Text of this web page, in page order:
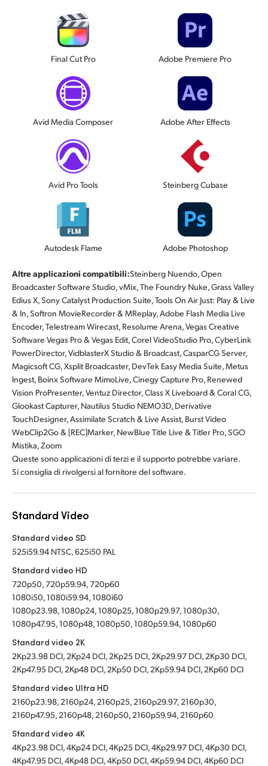
Final Cut Pro Adobe Premiere Pro
Avid Media Composer Adobe After Effects
Avid Pro Tools Steinberg Cubase
Autodesk Flame Adobe Photoshop
Altre applicazioni compatibili:Steinberg Nuendo, Open
Broadcaster Software Studio, vMix, The Foundry Nuke, Grass Valley
Edius X, Sony Catalyst Production Suite, Tools On Air Just: Play & Live
& In, Softron MovieRecorder & MReplay, Adobe Flash Media Live
Encoder, Telestream Wirecast, Resolume Arena, Vegas Creative
Software Vegas Pro & Vegas Edit, Corel VideoStudio Pro, CyberLink
PowerDirector, VidblasterX Studio & Broadcast, CasparCG Server,
Magicsoft CG, Xsplit Broadcaster, DevTek Easy Media Suite, Metus
Ingest, Boinx Software MimoLive, Cinegy Capture Pro, Renewed
Vision ProPresenter, Ventuz Director, Class X Liveboard & Coral CG,
Glookast Capturer, Nautilus Studio NEMO3D, Derivative
TouchDesigner, Assimilate Scratch & Live Assist, Burst Video
WebClip2Go & [REC]Marker, NewBlue Title Live & Titler Pro, SGO
Mistika, Zoom
Queste sono applicazioni di terzi e il supporto potrebbe variare.
Si consiglia di rivolgersi al fornitore del software.
Standard Video
Standard video SD
525i59.94 NTSC, 625i50 PAL
Standard video HD
720p50, 720p59.94, 720p60
1080i50, 1080i59.94, 1080i60
1080p23.98, 1080p24, 1080p25, 1080p29.97, 1080p30,
1080p47.95, 1080p48, 1080p50, 1080p59.94, 1080p60
Standard video 2K
2Kp23.98 DCI, 2Kp24 DCI, 2Kp25 DCI, 2Kp29.97 DCI, 2Kp30 DCI,
2Kp47.95 DCI, 2Kp48 DCI, 2Kp50 DCI, 2Kp59.94 DCI, 2Kp60 DCI
Standard video Ultra HD
2160p23.98, 2160p24, 2160p25, 2160p29.97, 2160p30,
2160p47.95, 2160p48, 2160p50, 2160p59.94, 2160p60
Standard video 4K
4Kp23.98 DCI, 4Kp24 DCI, 4Kp25 DCI, 4Kp29.97 DCI, 4Kp30 DCI,
4Kp47.95 DCI, 4Kp48 DCI, 4Kp50 DCI, 4Kp59.94 DCI, 4Kp60 DCI